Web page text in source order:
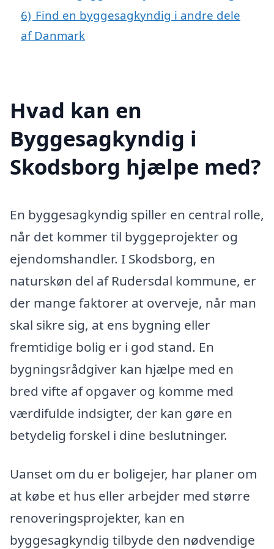
6) Find en byggesagkyndig i andre dele
af Danmark
Hvad kan en
Byggesagkyndig i
Skodsborg hjælpe med?
En byggesagkyndig spiller en central rolle,
når det kommer til byggeprojekter og
ejendomshandler. I Skodsborg, en
naturskøn del af Rudersdal kommune, er
der mange faktorer at overveje, når man
skal sikre sig, at ens bygning eller
fremtidige bolig er i god stand. En
bygningsrådgiver kan hjælpe med en
bred vifte af opgaver og komme med
værdifulde indsigter, der kan gøre en
betydelig forskel i dine beslutninger.
Uanset om du er boligejer, har planer om
at købe et hus eller arbejder med større
renoveringsprojekter, kan en
byggesagkyndig tilbyde den nødvendige